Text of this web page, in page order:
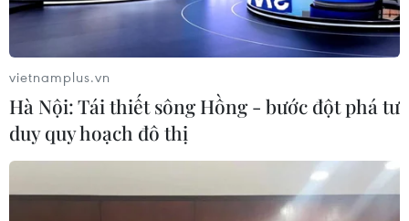
vietnamplus.vn
Hà Nội: Tái thiết sông Hồng - bước đột phá tư
duy quy hoạch đô thị